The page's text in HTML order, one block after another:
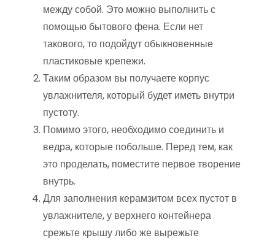
между собой. Это можно выполнить с
помощью бытового фена. Если нет
такового, то подойдут обыкновенные
пластиковые крепежи.
Таким образом вы получаете корпус
увлажнителя, который будет иметь внутри
пустоту.
Помимо этого, необходимо соединить и
ведра, которые побольше. Перед тем, как
это проделать, поместите первое творение
внутрь.
Для заполнения керамзитом всех пустот в
увлажнителе, у верхнего контейнера
срежьте крышу либо же вырежьте